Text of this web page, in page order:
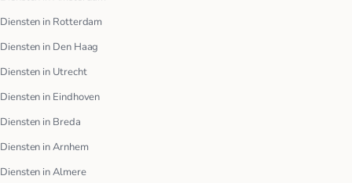
Diensten in Rotterdam
Diensten in Den Haag
Diensten in Utrecht
Diensten in Eindhoven
Diensten in Breda
Diensten in Arnhem
Diensten in Almere